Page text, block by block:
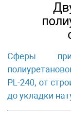
Сферы
PL-240, от
до укладки